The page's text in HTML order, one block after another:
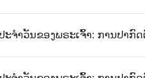
ະຈຳວັນຂອງພຣະເຈົ້າ: ການປາກົ